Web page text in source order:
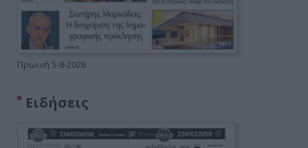
Πρωινή 5-8-2026
Ειδήσεις